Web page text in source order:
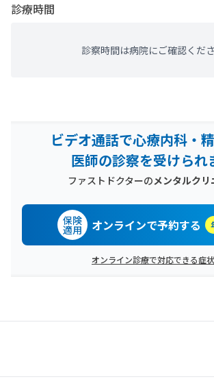
診療時間
診察時間は病院にご確認くだ
ビデオ通話で心療内科・
医師の診察を受けられ
ファストドクターのメンタルクリ
保険
適用 オンラインで予約する
オンライン診療で対応できる症状